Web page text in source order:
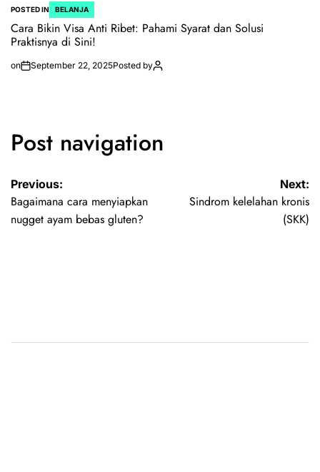
POSTED IN BELANJA
Cara Bikin Visa Anti Ribet: Pahami Syarat dan Solusi
Praktisnya di Sini!
on September 22, 2025Posted by
Post navigation
Previous:
Bagaimana cara menyiapkan
nugget ayam bebas gluten?
Next:
Sindrom kelelahan kronis
(SKK)